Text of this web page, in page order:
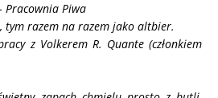
Pracownia Piwa
tym razem na razem jako altbier.
z Volkerem R. Quante (członkiem